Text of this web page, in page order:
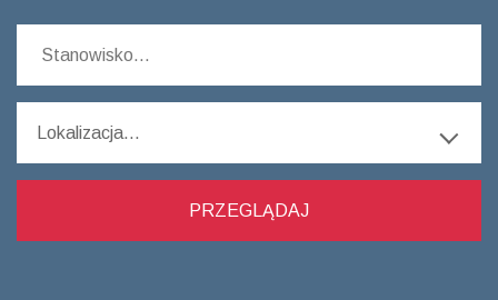
Lokalizacja...